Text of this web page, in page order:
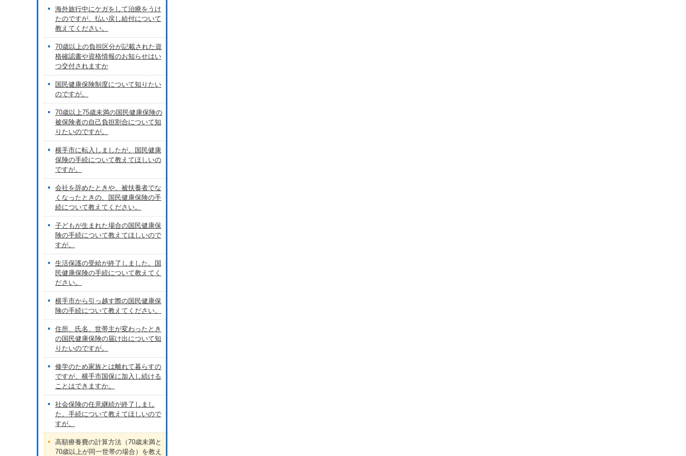
海外旅行中にケガをして治療をうけ
たのですが、払い戻し給付について
教えてください。
70歳以上の負担区分が記載された資
格確認書や資格情報のお知らせはい
つ交付されますか
国民健康保険制度について知りたい
のですが。
70歳以上75歳未満の国民健康保険の
被保険者の自己負担割合について知
りたいのですが。
横手市に転入しましたが、国民健康
保険の手続について教えてほしいの
ですが。
会社を辞めたときや、被扶養者でな
くなったときの、国民健康保険の手
続について教えてください。
子どもが生まれた場合の国民健康保
険の手続について教えてほしいので
すが。
生活保護の受給が終了しました。国
民健康保険の手続について教えてく
ださい。
横手市から引っ越す際の国民健康保
険の手続について教えてください。
住所、氏名、世帯主が変わったとき
の国民健康保険の届け出について知
りたいのですが。
修学のため家族とは離れて暮らすの
ですが、横手市国保に加入し続ける
ことはできますか。
社会保険の任意継続が終了しまし
た。手続について教えてほしいので
すが。
高額療養費の計算方法（70歳未満と
70歳以上が同一世帯の場合）を教え